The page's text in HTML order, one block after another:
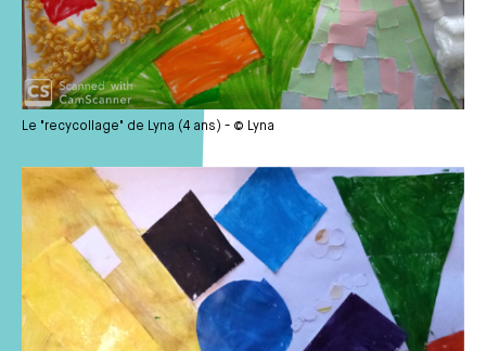
Le "recycollage" de Lyna (4 ans) - © Lyna
Média